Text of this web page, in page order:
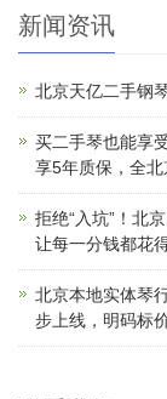
新闻资讯
北京天亿二手钢
买二手琴也能享
享5年质保，全
拒绝“入坑”！北
让每一分钱都花
北京本地实体琴
步上线，明码标